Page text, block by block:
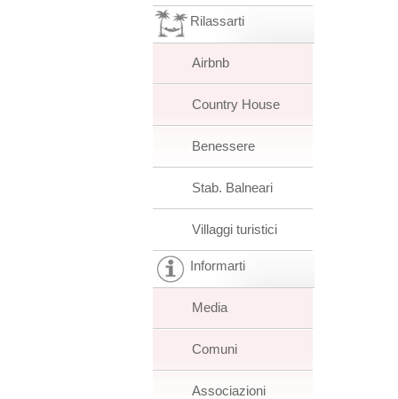
Rilassarti
Airbnb
Country House
Benessere
Stab. Balneari
Villaggi turistici
Informarti
Media
Comuni
Associazioni